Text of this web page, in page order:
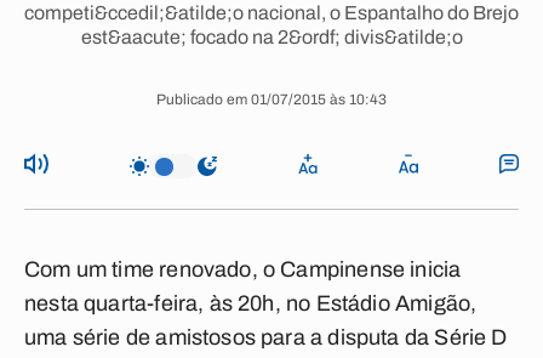
competi&ccedil;&atilde;o nacional, o Espantalho do Brejo
est&aacute; focado na 2&ordf; divis&atilde;o
Publicado em 01/07/2015 às 10:43
Com um time renovado, o Campinense inicia
nesta quarta-feira, às 20h, no Estádio Amigão,
uma série de amistosos para a disputa da Série D